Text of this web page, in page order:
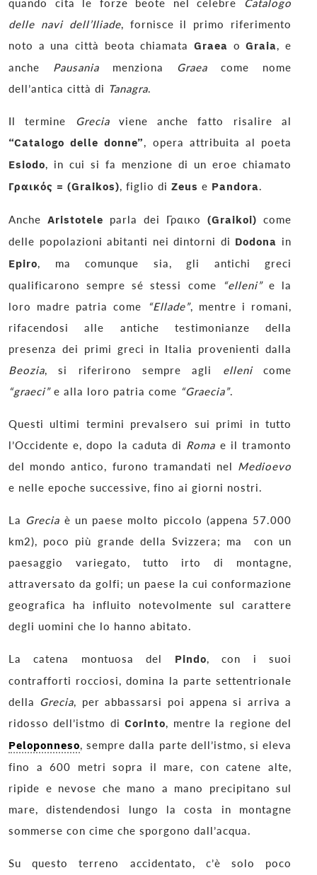
quando cita le forze beote nel celebre Catalogo
delle navi dell’Iliade, fornisce il primo riferimento
noto a una città beota chiamata Graea oGraia, e
anche Pausania menziona Graea come nome
dell’antica città di Tanagra.
Il termine Greciaviene anche fatto risalire al
“Catalogo delle donne”, opera attribuita al poeta
Esiodo, in cui si fa menzione di un eroe chiamato
Γραικός = (Graikos), figlio di Zeus e Pandora.
Anche Aristotele parla dei Γραικο (Graikoi) come
delle popolazioni abitanti nei dintorni di Dodona in
Epiro, ma comunque sia, gli antichi greci
qualificarono sempre sé stessi come
“elleni”e la
loro madre patria come
“Ellade”, mentre i romani,
rifacendosi alle antiche testimonianze della
presenza dei primi greci in Italia provenienti dalla
Beozia, si riferirono sempre agli ellenicome
“graeci” e alla loro patria come “Graecia”.
Questi ultimi termini prevalsero sui primi in tutto
l’Occidente e, dopo la caduta di Roma e il tramonto
del mondo antico, furono tramandati nel Medioevo
e nelle epoche successive, fino ai giorni nostri.
La Grecia è un paese molto piccolo (appena 57.000
km2), poco più grande della Svizzera; ma con un
paesaggio variegato, tutto irto di montagne,
attraversato da golfi; un paese la cui conformazione
geografica ha influito notevolmente sul carattere
degli uomini che lo hanno abitato.
La catena montuosa del Pindo, con i suoi
contrafforti rocciosi, domina la parte settentrionale
della Grecia, per abbassarsi poi appena si arriva a
ridosso dell’istmo diCorinto, mentre la regione del
Peloponneso, sempre dalla parte dell’istmo, si eleva
fino a 600 metri sopra il mare, con catene alte,
ripide e nevose che mano a mano precipitano sul
mare, distendendosi lungo la costa in montagne
sommerse con cime che sporgono dall’acqua.
Su questo terreno accidentato, c’è solo poco